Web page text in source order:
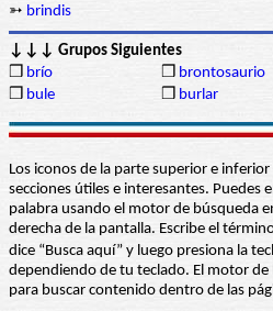
➳ brindis
↓↓↓ Grupos Siguientes
❒ brío ❒ brontosaurio
❒ bule ❒ burlar
Los iconos de la parte superior e
secciones útiles e interesantes. Puedes
palabra usando el motor de búsqueda
derecha de la pantalla. Escribe el
dice “Busca aquí” y luego presiona la
dependiendo de tu teclado. El motor de
para buscar contenido dentro de las